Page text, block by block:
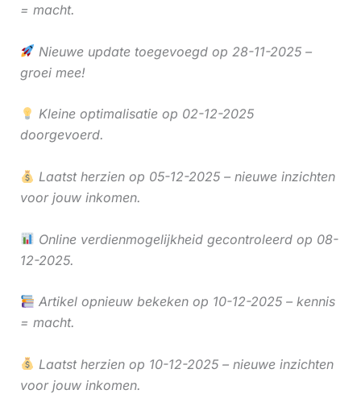
= macht.
Nieuwe update toegevoegd op 28-11-2025 –
groei mee!
Kleine optimalisatie op 02-12-2025
doorgevoerd.
Laatst herzien op 05-12-2025 – nieuwe inzichten
voor jouw inkomen.
Online verdienmogelijkheid gecontroleerd op 08-
12-2025.
Artikel opnieuw bekeken op 10-12-2025 – kennis
= macht.
Laatst herzien op 10-12-2025 – nieuwe inzichten
voor jouw inkomen.